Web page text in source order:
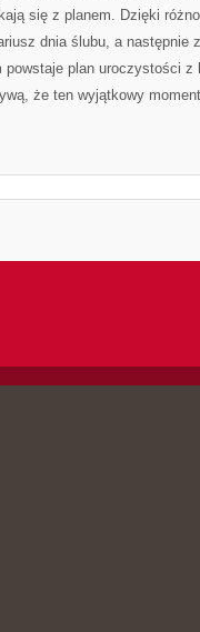
się z planem. Dzięki
dnia ślubu, a następnie
powstaje plan uroczystości z
że ten wyjątkowy